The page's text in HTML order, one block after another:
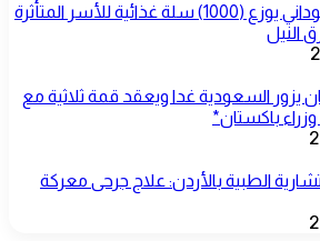
الهلال الأحمر السوداني يوزع (1000) سلة غذائية للأسر المتأثرة
النيل
يزور السعودية غدا ويعقد قمة ثلاثية مع
باكستان*
الطبية بالأردن: علاج جرحى معركة